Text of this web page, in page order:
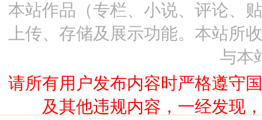
本站作品（专栏、小说、评论、
上传、存储及展示功能。本站所
与本
请所有用户发布内容时严格遵守
及其他违规内容，一经发现